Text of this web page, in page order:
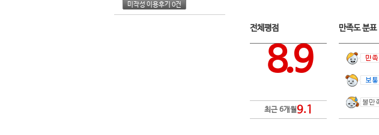
미작성 이용후기 0건
전체평점
8.9
최근 6개월9.1
만족도 분표